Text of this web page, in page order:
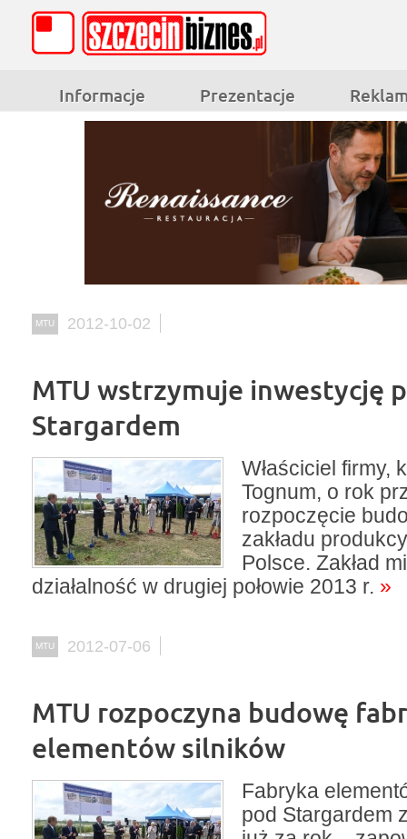
Informacje Prezentacje
MTU 2012-10-02
MTU wstrzymuje inwestycję
Stargardem
Właściciel firmy,
Tognum, o rok
rozpoczęcie
zakładu
Polsce. Zakład
działalność w drugiej połowie 2013 r. »
MTU 2012-07-06
MTU rozpoczyna budowę
elementów silników
Fabryka
pod Stargardem